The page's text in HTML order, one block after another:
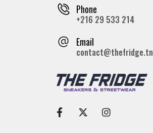
Phone
+216 29 533 214
Email
contact@thefridge.tn